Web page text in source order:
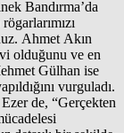
Bandırma’da
Ahmet Akın
olduğunu ve en
Gülhan ise
vurguladı.
de, “Gerçekten